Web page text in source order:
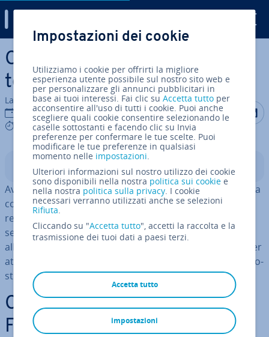
Vai al contenuto prin­ci­pa­le
Con­fi­gu­ra­re Fail2ban e pro­
teg­ge­re così il server
La redazione di IONOS
09 giu 2016
5 mins
Condividi
Indice
Avere un proprio server offre in­nu­me­re­vo­li vantaggi, ma
comporta anche una grande re­spon­sa­bi­li­tà e controlli
regolari. Per far in modo che terzi non accedano al
server, bisogna dedicare par­ti­co­la­re at­ten­zio­ne
all’
. I criminali hanno diversi motivi per
attaccare un server e ogni attacco andato a buon fine co­
sti­tui­sce un alto rischio per l’am­mi­ni­stra­to­re del server.
Cosa si nasconde dietro
Fail2ban?
Impostazioni dei cookie
Utilizziamo i cookie per offrirti la migliore
esperienza utente possibile sul nostro sito web e
per personalizzare gli annunci pubblicitari in
base ai tuoi interessi. Fai clic suAccetta tutto per
acconsentire all'uso di tutti i cookie. Puoi anche
scegliere quali cookie consentire selezionando le
caselle sottostanti e facendo clic su Invia
preferenze per confermare le tue scelte. Puoi
modificare le tue preferenze in qualsiasi
momento nelle impostazioni.
Ulteriori informazioni sul nostro utilizzo dei cookie
sono disponibili nella nostra politica sui cookie e
nella nostra politica sulla privacy. I cookie
necessari verranno utilizzati anche se selezioni
Rifiuta.
Cliccando su "Accetta tutto", accetti la raccolta e la
trasmissione dei tuoi dati a paesi terzi.
Accetta tutto
impostazioni